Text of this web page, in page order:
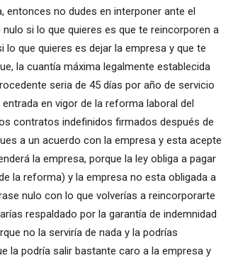
entonces no dudes en interponer ante el
si lo que quieres es que te reincorporen a
que quieres es dejar la empresa y que te
la cuantía máxima legalmente establecida
seria de 45 días por año de servicio
en vigor de la reforma laboral del
contratos indefinidos firmados después de
a un acuerdo con la empresa y esta acepte
la empresa, porque la ley obliga a pagar
la reforma) y la empresa no esta obligada a
nulo con lo que volverías a reincorporarte
respaldado por la garantía de indemnidad
no la serviría de nada y la podrías
la podría salir bastante caro a la empresa y